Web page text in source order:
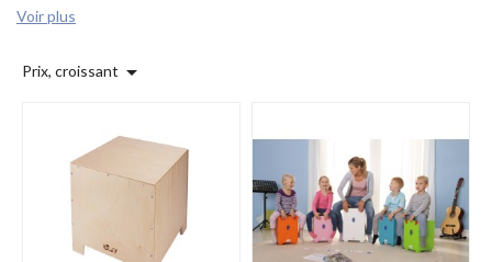
Voir plus
Prix, croissant 